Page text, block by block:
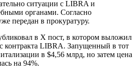
ситуации с LIBRA и
органами. Согласно
передан в прокуратуру.
в X пост, в котором выложил
контракта LIBRA. Запущенный в тот
в $4,56 млрд, но затем цена
на 94%.